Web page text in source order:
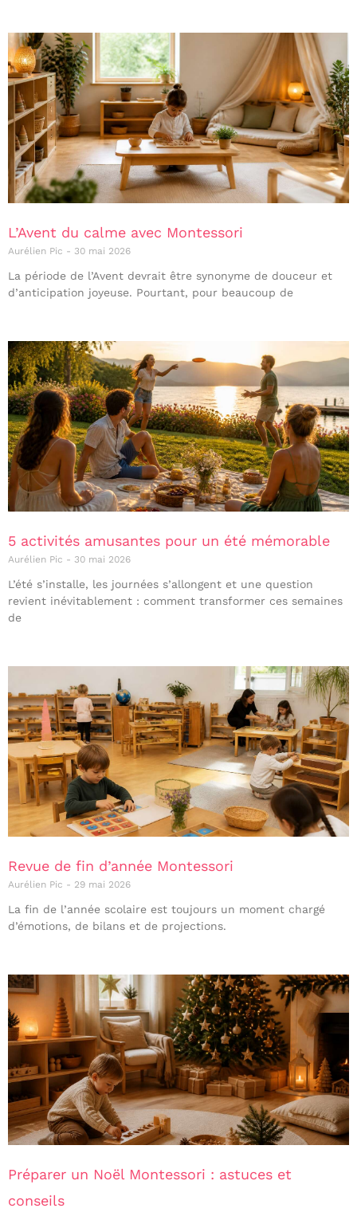
L’Avent du calme avec Montessori
Aurélien Pic 30 mai 2026
La période de l’Avent devrait être synonyme de douceur et
d’anticipation joyeuse. Pourtant, pour beaucoup de
5 activités amusantes pour un été mémorable
Aurélien Pic 30 mai 2026
L’été s’installe, les journées s’allongent et une question
revient inévitablement : comment transformer ces semaines
de
Revue de fin d’année Montessori
Aurélien Pic 29 mai 2026
La fin de l’année scolaire est toujours un moment chargé
d’émotions, de bilans et de projections.
Préparer un Noël Montessori : astuces et
conseils